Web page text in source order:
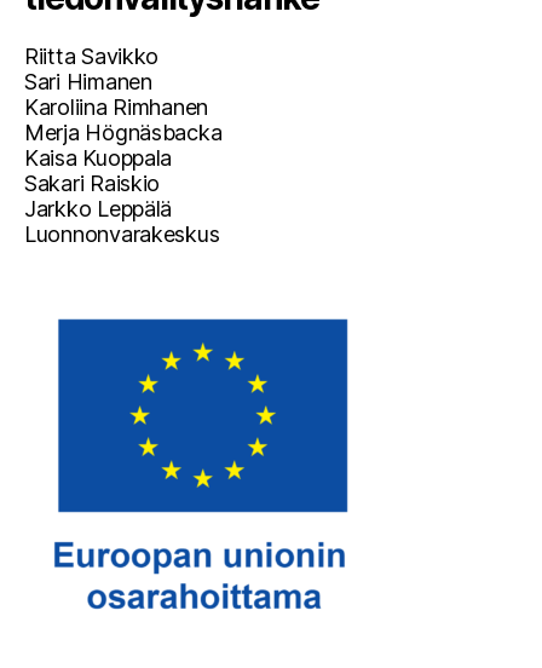
Riitta Savikko
Sari Himanen
Karoliina Rimhanen
Merja Högnäsbacka
Kaisa Kuoppala
Sakari Raiskio
Jarkko Leppälä
Luonnonvarakeskus